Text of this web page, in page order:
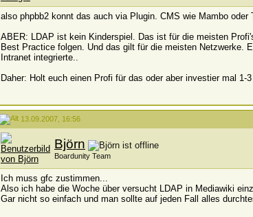
also phpbb2 konnt das auch via Plugin. CMS wie Mambo oder
ABER: LDAP ist kein Kinderspiel. Das ist für die meisten
Best Practice folgen. Und das gilt für die meisten Netzwerke.
Intranet integrierte..
Daher: Holt euch einen Profi für das oder aber investier mal
13.09.2007, 16:56
Björn
Boardunity Team
Ich muss gfc zustimmen...
Also ich habe die Woche über versucht LDAP in Mediawiki
Gar nicht so einfach und man sollte auf jeden Fall alles